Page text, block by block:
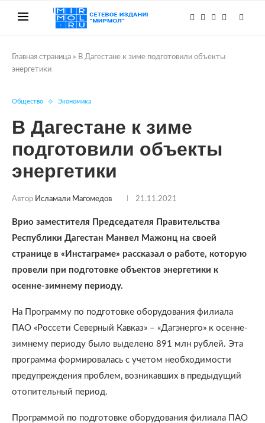
Главная страница » В Дагестане к зиме подготовили объекты
энергетики
Общество Экономика
В Дагестане к зиме
подготовили объекты
энергетики
Автор Исламали Магомедов 21.11.2021
Врио заместителя Председателя Правительства
Республики Дагестан Манвел Мажонц на своей
странице в «Инстаграме» рассказал о работе, которую
провели при подготовке объектов энергетики к
осенне-зимнему периоду.
На Программу по подготовке оборудования филиала
ПАО «Россети Северный Кавказ» – «Дагэнерго» к осенне-
зимнему периоду было выделено 891 млн рублей. Эта
программа формировалась с учетом необходимости
предупреждения проблем, возникавших в предыдущий
отопительный период.
Программой по подготовке оборудования филиала ПАО